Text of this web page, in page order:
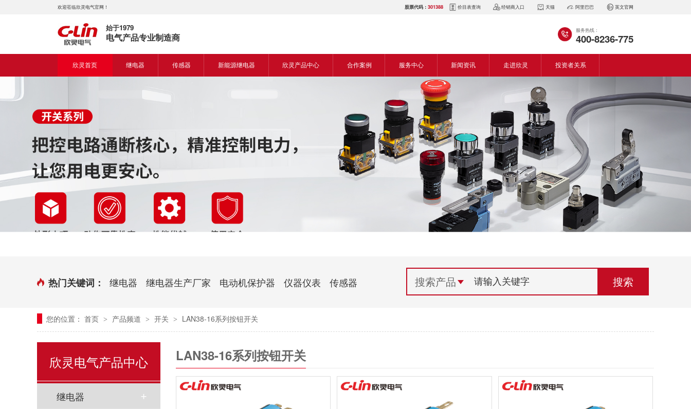
价目表查询 经销商入口 天猫 阿里巴巴 英文官网
欢迎莅临欣灵电气官网！ 股票代码：301388
始于1979
电气产品专业制造商
服务热线：
400-8236-775
欣灵首页 继电器
计数继电器
液位继电器
电磁继电器及插座
新能源继电器
传感器
编码器
热电偶
热电阻
新能源继电器 欣灵产品中心
电气传动与控制
合作案例
机床行业
塑料机械行业
建筑机械行业
服务中心
营销网络
服务热线
电商平台
下载中心
视频中心
常见问题
技术支持
新闻资讯
新闻动态
展会资讯
电气百科
常见问答
走进欣灵
企业简介
董事长致词
企业风采
专利证书
生产设备
组织机构
联系欣灵
投资者关系
热门关键词： 继电器 继电器生产厂家 电动机保护器 仪器仪表 传感器
您的位置： 首页 > 产品频道 > 开关 > LAN38-16系列按钮开关
LAN38-16系列按钮开关
欣灵电气产品中心
继电器